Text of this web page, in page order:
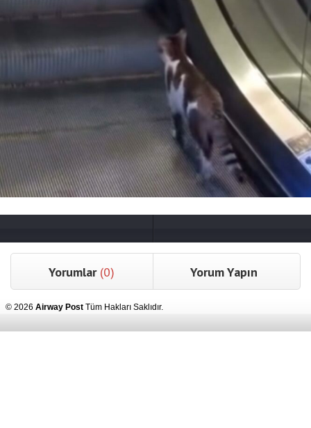
Yorumlar (0) Yorum Yapın
© 2026 Airway Post Tüm Hakları Saklıdır.